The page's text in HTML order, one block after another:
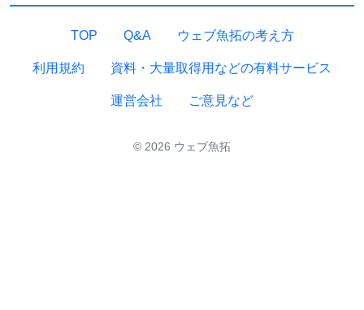
TOP Q&A ウェブ魚拓の考え方
利用規約 資料・大量取得用などの有料サービス
運営会社 ご意見など
© 2026 ウェブ魚拓